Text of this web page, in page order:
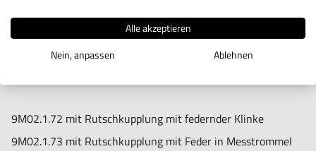
Diese Einbaumessschrauben sind mit einem gelaserten
Nonius ausgestattet.
9M02.1.72 mit Rutschkupplung mit federnder Klinke
9M02.1.73 mit Rutschkupplung mit Feder in Messtrommel
Alle akzeptieren
Nein, anpassen
Ablehnen